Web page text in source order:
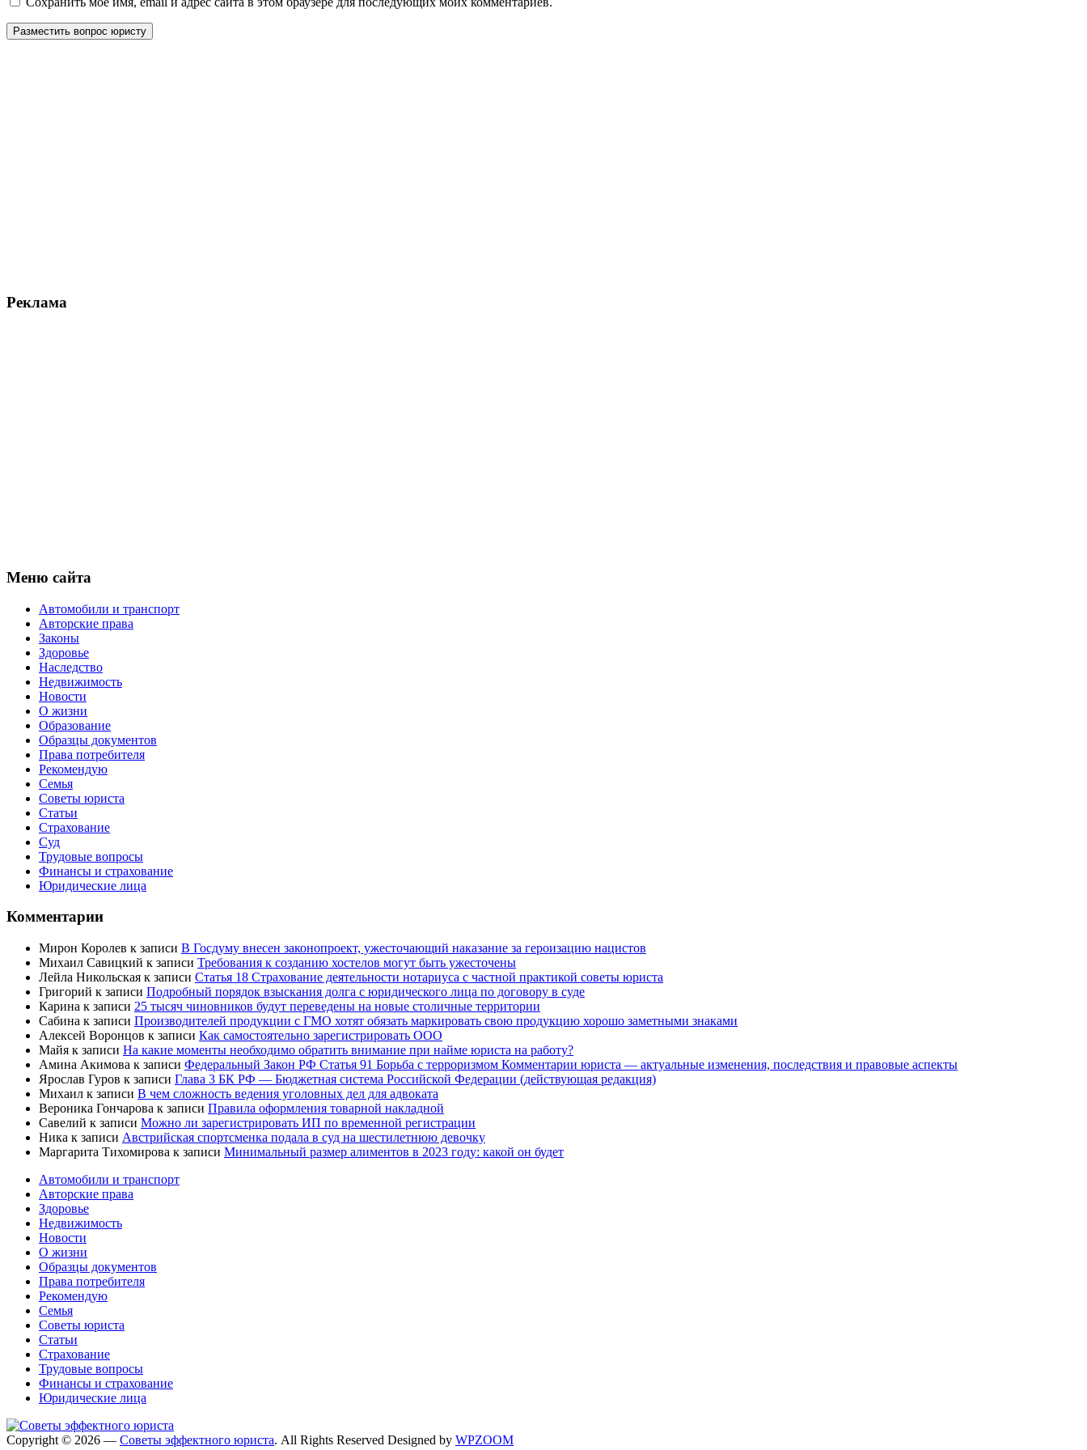
Реклама
Меню сайта
Автомобили и транспорт
Авторские права
Законы
Здоровье
Наследство
Недвижимость
Новости
О жизни
Образование
Образцы документов
Права потребителя
Рекомендую
Семья
Советы юриста
Статьи
Страхование
Суд
Трудовые вопросы
Финансы и страхование
Юридические лица
Комментарии
Мирон Королев к записи В Госдуму внесен законопроект, ужесточающий наказание за героизацию нацистов
Михаил Савицкий к записи Требования к созданию хостелов могут быть ужесточены
Лейла Никольская к записи Статья 18 Страхование деятельности нотариуса с частной практикой советы юриста
Григорий к записи Подробный порядок взыскания долга с юридического лица по договору в суде
Карина к записи 25 тысяч чиновников будут переведены на новые столичные территории
Сабина к записи Производителей продукции с ГМО хотят обязать маркировать свою продукцию хорошо заметными знаками
Алексей Воронцов к записи Как самостоятельно зарегистрировать ООО
Майя к записи На какие моменты необходимо обратить внимание при найме юриста на работу?
Амина Акимова к записи Федеральный Закон РФ Статья 91 Борьба с терроризмом Комментарии юриста — актуальные изменения, последствия и правовые аспекты
Ярослав Гуров к записи Глава 3 БК РФ — Бюджетная система Российской Федерации (действующая редакция)
Михаил к записи В чем сложность ведения уголовных дел для адвоката
Вероника Гончарова к записи Правила оформления товарной накладной
Савелий к записи Можно ли зарегистрировать ИП по временной регистрации
Ника к записи Австрийская спортсменка подала в суд на шестилетнюю девочку
Маргарита Тихомирова к записи Минимальный размер алиментов в 2023 году: какой он будет
Автомобили и транспорт
Авторские права
Здоровье
Недвижимость
Новости
О жизни
Образцы документов
Права потребителя
Рекомендую
Семья
Советы юриста
Статьи
Страхование
Трудовые вопросы
Финансы и страхование
Юридические лица
Copyright © 2026 — Советы эффектного юриста. All Rights Reserved Designed by WPZOOM